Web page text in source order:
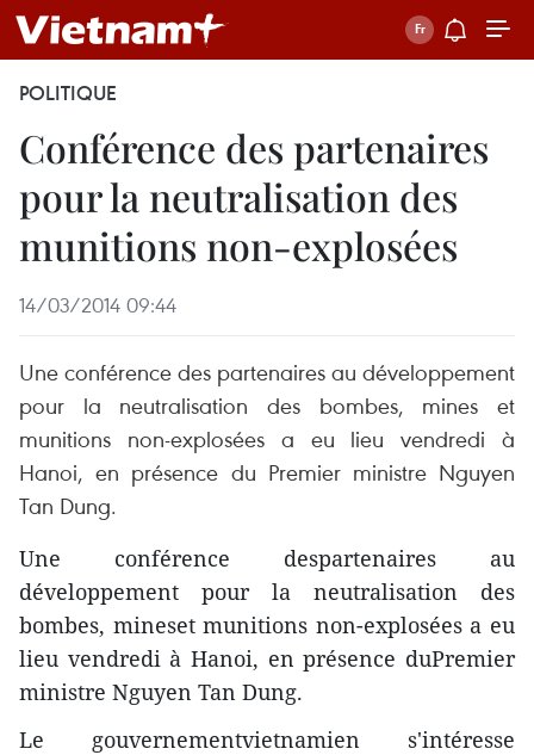
POLITIQUE
Conférence des partenaires
pour la neutralisation des
munitions non-explosées
14/03/2014 09:44
Une conférence des partenaires au développement
pour la neutralisation des bombes, mines et
munitions non-explosées a eu lieu vendredi à
Hanoi, en présence du Premier ministre Nguyen
Tan Dung.
Une conférence despartenaires au
développement pour la neutralisation des
bombes, mineset munitions non-explosées a eu
lieu vendredi à Hanoi, en présence duPremier
ministre Nguyen Tan Dung.
Le gouvernementvietnamien s'intéresse